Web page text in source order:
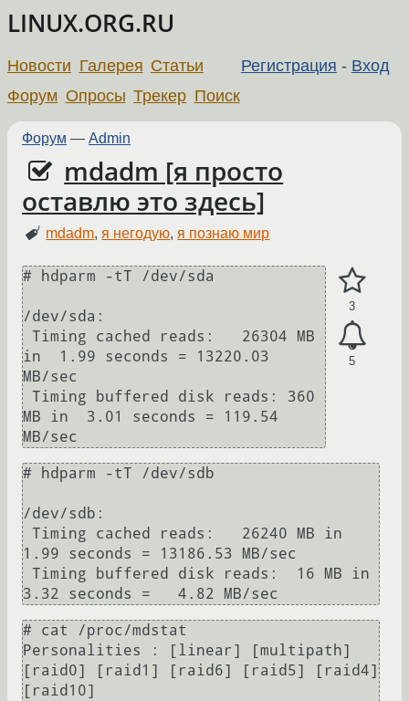
LINUX.ORG.RU
Регистрация - Вход
Новости Галерея Статьи
Форум Опросы Трекер Поиск
Форум — Admin
mdadm [я просто
оставлю это здесь]
mdadm,я негодую,я познаю мир
3
5
# hdparm -tT /dev/sda
/dev/sda:
in  1.99 seconds = 13220.03
MB/sec
MB in  3.01 seconds = 119.54
# hdparm -tT /dev/sdb
/dev/sdb:
1.99 seconds = 13186.53 MB/sec
# cat /proc/mdstat
Personalities : [linear] [multipath]
[raid0] [raid1] [raid6] [raid5] [raid4]
[raid10]